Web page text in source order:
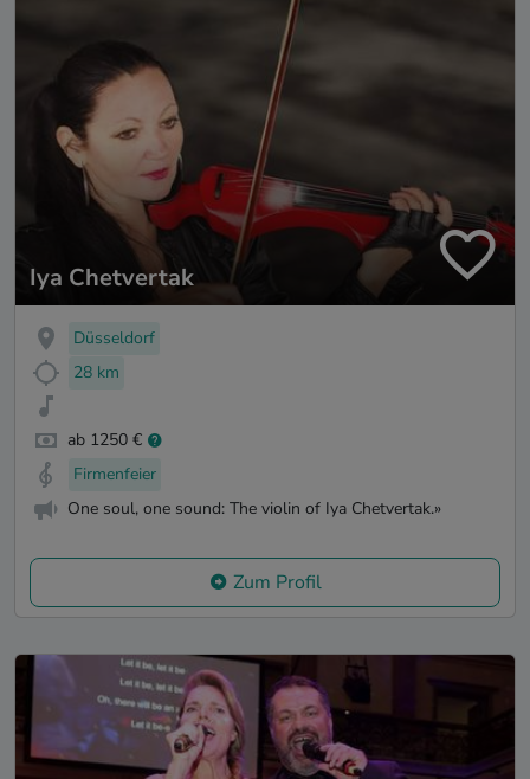
Iya Chetvertak
Düsseldorf
28 km
ab 1250 €
Firmenfeier
One soul, one sound: The violin of Iya Chetvertak.»
Zum Profil